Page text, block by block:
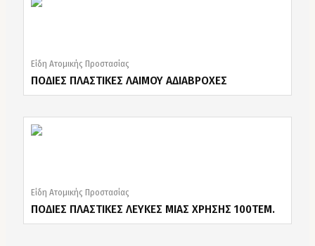
Είδη Ατομικής Προστασίας
ΠΟΔΙΕΣ ΠΛΑΣΤΙΚΕΣ ΛΑΙΜΟΥ ΑΔΙΑΒΡΟΧΕΣ
Είδη Ατομικής Προστασίας
ΠΟΔΙΕΣ ΠΛΑΣΤΙΚΕΣ ΛΕΥΚΕΣ ΜΙΑΣ ΧΡΗΣΗΣ 100ΤΕΜ.